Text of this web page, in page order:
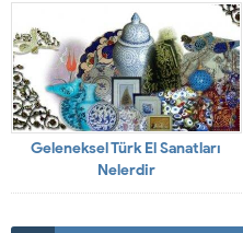
Geleneksel Türk El Sanatları
Nelerdir